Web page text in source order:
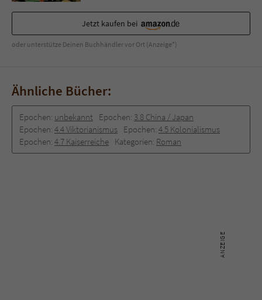
Jetzt kaufen bei
oder unterstütze Deinen Buchhändler vor Ort (Anzeige*)
Ähnliche Bücher:
Epochen: unbekannt Epochen: 3.8 China / Japan
Epochen: 4.4 Viktorianismus Epochen: 4.5 Kolonialismus
Epochen: 4.7 Kaiserreiche Kategorien: Roman